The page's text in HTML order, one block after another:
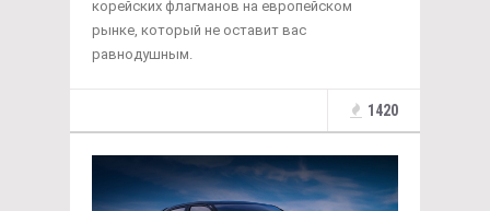
корейских флагманов на европейском
рынке, который не оставит вас
равнодушным.
1420